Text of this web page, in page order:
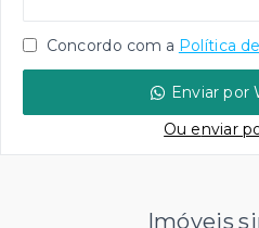
Concordo com a Política
Enviar por
Ou enviar
Imóveis